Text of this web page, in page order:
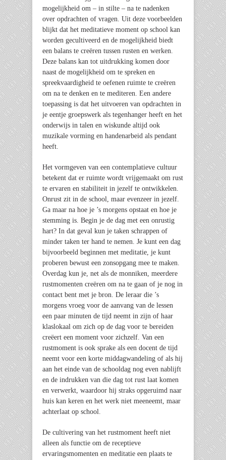
mogelijkheid om – in stilte – na te nadenken
over opdrachten of vragen. Uit deze voorbeelden
blijkt dat het meditatieve moment op school kan
worden gecultiveerd en de mogelijkheid biedt
een balans te creëren tussen rusten en werken.
Deze balans kan tot uitdrukking komen door
naast de mogelijkheid om te spreken en
spreekvaardigheid te oefenen ruimte te creëren
om na te denken en te mediteren. Een andere
toepassing is dat het uitvoeren van opdrachten in
je eentje groepswerk als tegenhanger heeft en het
onderwijs in talen en wiskunde altijd ook
muzikale vorming en handenarbeid als pendant
heeft.
Het vormgeven van een contemplatieve cultuur
betekent dat er ruimte wordt vrijgemaakt om rust
te ervaren en stabiliteit in jezelf te ontwikkelen.
Onrust zit in de school, maar evenzeer in jezelf.
Ga maar na hoe je ’s morgens opstaat en hoe je
stemming is. Begin je de dag met een onrustig
hart? In dat geval kun je taken schrappen of
minder taken ter hand te nemen. Je kunt een dag
bijvoorbeeld beginnen met meditatie, je kunt
proberen bewust een zonsopgang mee te maken.
Overdag kun je, net als de monniken, meerdere
rustmomenten creëren om na te gaan of je nog in
contact bent met je bron. De leraar die ’s
morgens vroeg voor de aanvang van de lessen
een paar minuten de tijd neemt in zijn of haar
klaslokaal om zich op de dag voor te bereiden
creëert een moment voor zichzelf. Van een
rustmoment is ook sprake als een docent de tijd
neemt voor een korte middagwandeling of als hij
aan het einde van de schooldag nog even nablijft
en de indrukken van die dag tot rust laat komen
en verwerkt, waardoor hij straks opgeruimd naar
huis kan keren en het werk niet meeneemt, maar
achterlaat op school.
De cultivering van het rustmoment heeft niet
alleen als functie om de receptieve
ervaringsmomenten en meditatie een plaats te